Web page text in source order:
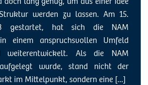
werden zu lassen. Am 15.
gestartet, hat sich die NAM
einem anspruchsvollen Umfeld
weiterentwickelt. Als die NAM
wurde, stand nicht der
im Mittelpunkt, sondern eine [...]